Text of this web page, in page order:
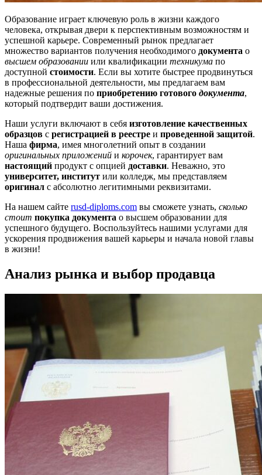
Образование играет ключевую роль в жизни каждого
человека, открывая двери к перспективным возможностям и
успешной карьере. Современный рынок предлагает
множество вариантов получения необходимого документа о
высшем образовании или квалификации техникума по
доступной стоимости. Если вы хотите быстрее продвинуться
в профессиональной деятельности, мы предлагаем вам
надежные решения по приобретению готового документа,
который подтвердит ваши достижения.
Наши услуги включают в себя изготовление качественных
образцов с регистрацией в реестре и проведенной защитой.
Наша фирма, имея многолетний опыт в создании
оригинальных приложений и корочек, гарантирует вам
настоящий продукт с опцией доставки. Неважно, это
университет, институт или колледж, мы представляем
оригинал с абсолютно легитимными реквизитами.
На нашем сайте rusd-diploms.com вы сможете узнать, сколько
стоит покупка документа о высшем образовании для
успешного будущего. Воспользуйтесь нашими услугами для
ускорения продвижения вашей карьеры и начала новой главы
в жизни!
Анализ рынка и выбор продавца